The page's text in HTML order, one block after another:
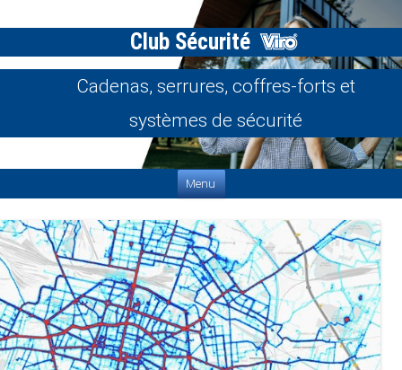
Club Sécurité
Cadenas, serrures, coffres-forts et
systèmes de sécurité
Menu